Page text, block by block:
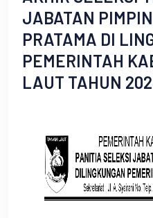
JABATAN
PRATAMA DI
PEMERINTAH
LAUT TAHUN